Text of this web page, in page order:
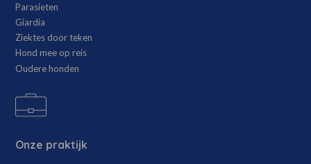
Parasieten
Giardia
Ziektes door teken
Hond mee op reis
Oudere honden
Onze praktijk